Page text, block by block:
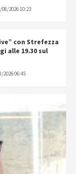
08/2026 10:23
con Strefezza
alle 19.30 sul
2026 06:45